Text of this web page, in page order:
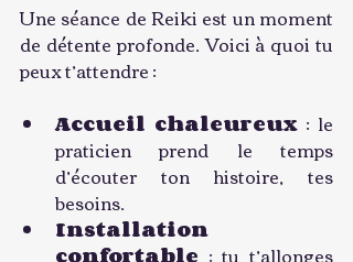
Une séance de Reiki est un moment
de détente profonde. Voici à quoi tu
peux t’attendre :
Accueil chaleureux : le
praticien prend le temps
d’écouter ton histoire, tes
besoins.
Installation